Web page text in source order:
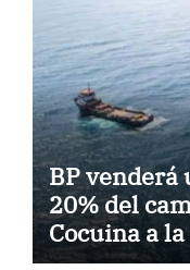
BP
20% del
Cocuina a